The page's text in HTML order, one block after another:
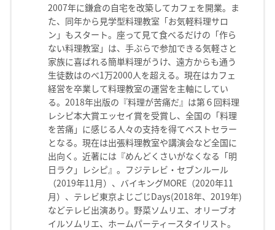
2007年に鎌倉の自宅を改築してカフェを開業。ま
た、同年から見学型料理教室「お気軽料理サロ
ン」もスタート。座って見て食べるだけの「作ら
ない料理教室」は、手ぶらで参加できる気軽さと
家族に喜ばれる簡単料理がうけ、遠方からも通う
生徒数はのべ1万2000人を超える。現在はカフェ
経営を卒業して料理教室の運営を主軸にしてい
る。2018年出版の『料理が苦痛だ』は第６回料理
レシピ本大賞エッセイ賞を受賞し、全国の「料理
を苦痛」に感じる人々の支持を得てベストセラー
となる。現在は出張料理教室や講演会など全国に
出向く。近著には『めんどくさいがなくなる「明
日ラク」レシピ』。フジテレビ・セブンルール
（2019年11月）、バイキングMORE（2020年11
月）、テレビ東京よじごじDays(2018年、2019年)
などテレビ出演あり。野菜ソムリエ、オリーブオ
イルソムリエ、ホームパーティースタイリスト。